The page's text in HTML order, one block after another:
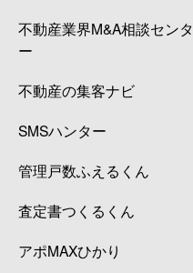
不動産業界M&A相談センタ
ー
不動産の集客ナビ
SMSハンター
管理戸数ふえるくん
査定書つくるくん
アポMAXひかり